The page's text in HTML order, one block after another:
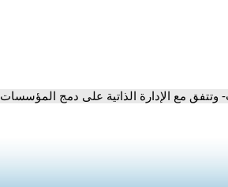
مع الإدارة الذاتية على دمج المؤسسات